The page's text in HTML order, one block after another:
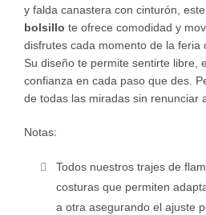
y falda canastera con cinturón,
bolsillo te ofrece comodidad y
disfrutes cada momento de la feria
Su diseño te permite sentirte libre,
confianza en cada paso que des.
de todas las miradas sin renunciar
Notas:
Todos nuestros trajes de
costuras que permiten
a otra asegurando el ajuste